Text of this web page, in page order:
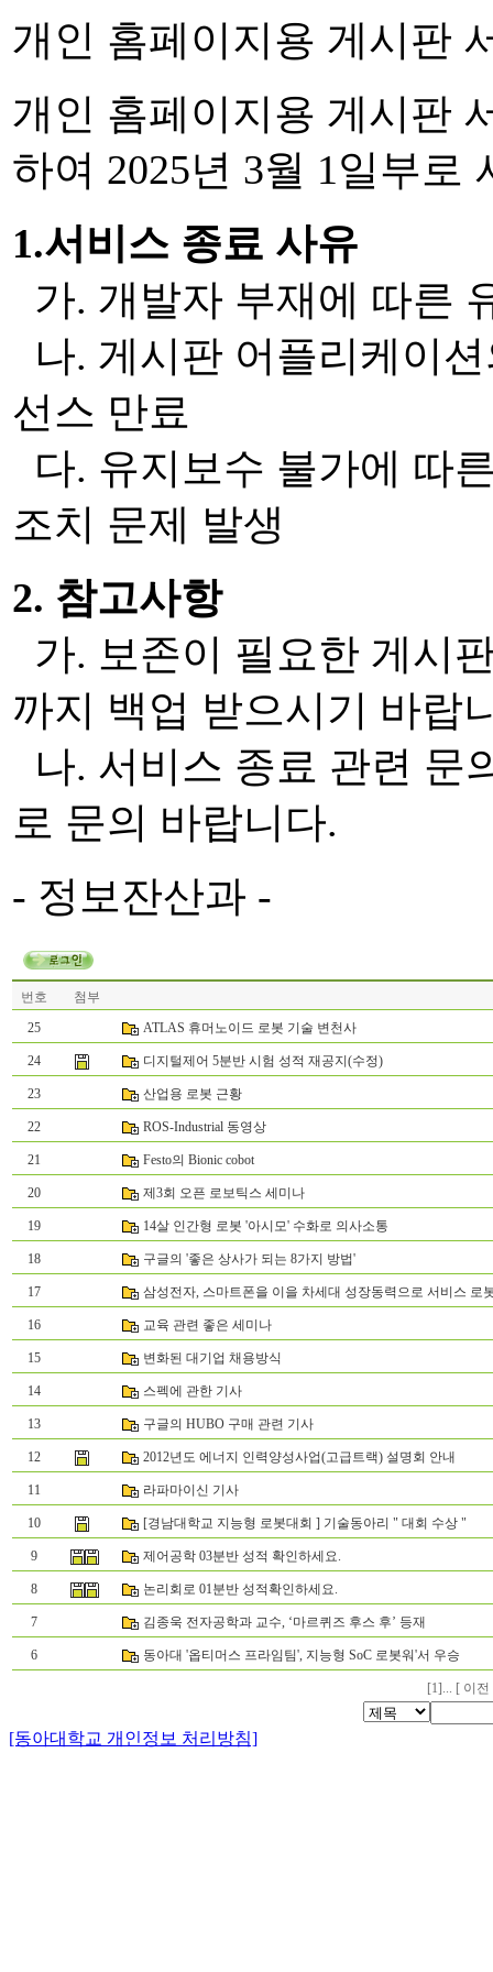
개인 홈페이지용 게시판
개인 홈페이지용 게시판
하여 2025년 3월 1일부로
1.서비스 종료 사유
가. 개발자 부재에 따른
나. 게시판 어플리케이
선스 만료
다. 유지보수 불가에 따
조치 문제 발생
2. 참고사항
가. 보존이 필요한 게시
까지 백업 받으시기 바랍
나. 서비스 종료 관련 문
로 문의 바랍니다.
- 정보잔산과 -
번호
첨부
25
ATLAS 휴머노이드 로봇 기술 변천사
24 디지털제어 5분반 시험 성적 재공지(수정)
23 산업용 로봇 근황
22 ROS-Industrial 동영상
21 Festo의 Bionic cobot
20 제3회 오픈 로보틱스 세미나
19 14살 인간형 로봇 '아시모' 수화로 의사소통
18 구글의 '좋은 상사가 되는 8가지 방법'
17 삼성전자, 스마트폰을 이을 차세대 성장동력으로 서비스 로
16 교육 관련 좋은 세미나
15 변화된 대기업 채용방식
14 스펙에 관한 기사
13 구글의 HUBO 구매 관련 기사
12 2012년도 에너지 인력양성사업(고급트랙) 설명회 안내
11 라파마이신 기사
10 [경남대학교 지능형 로봇대회 ] 기술동아리 " 대회 수상 "
9 제어공학 03분반 성적 확인하세요.
8 논리회로 01분반 성적확인하세요.
7 김종욱 전자공학과 교수, ‘마르퀴즈 후스 후’ 등재
6 동아대 '옵티머스 프라임팀', 지능형 SoC 로봇워'서 우승
[1]... [ 이
[동아대학교 개인정보 처리방침]